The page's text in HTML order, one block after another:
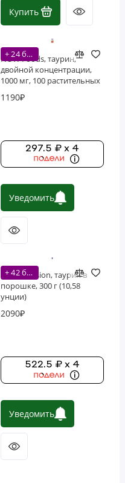
Купить
+ 24 бонусов
NOW Foods, таурин,
двойной концентрации,
1000 мг, 100 растительных
1190₽
297.5 ₽ x 4
Уведомить
+ 42 бонусов
Life Extension, таурин в
порошке, 300 г (10,58
унции)
2090₽
522.5 ₽ x 4
Уведомить